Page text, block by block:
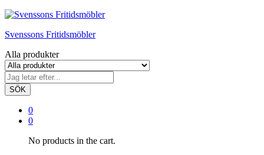
Svenssons Fritidsmöbler
Alla produkter
SÖK
0
0
No products in the cart.